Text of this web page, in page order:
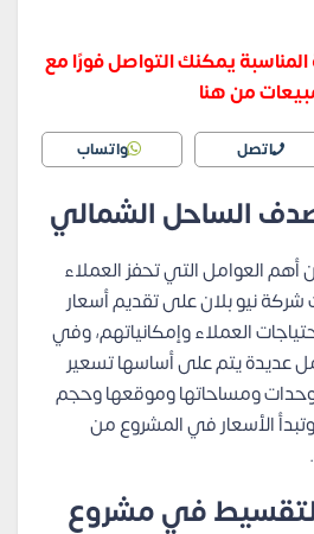
يمكنك التواصل فورًا مع
من هنا
اتصل واتساب
الساحل الشمالي
أهم العوامل التي تحفز العملاء
نيو بلان على تقديم أسعار
العملاء وإمكانياتهم، وفي
يتم على أساسها تسعير
ومساحاتها وموقعها وحجم
وتبدأ الأسعار في المشروع من
في مشروع